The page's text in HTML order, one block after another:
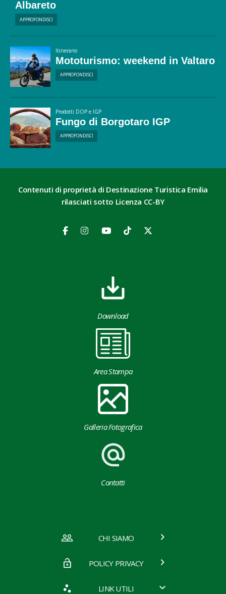
Albareto
APPROFONDISCI
Itinerario
Mototurismo: weekend in Valtaro
APPROFONDISCI
Prodotti DOP e IGP
Fungo di Borgotaro IGP
APPROFONDISCI
Contenuti di proprietà di Destinazione Turistica Emilia
rilasciati sotto Licenza CC-BY
Download
Area Stampa
Galleria Fotografica
Contatti
CHI SIAMO
POLICY PRIVACY
LINK UTILI